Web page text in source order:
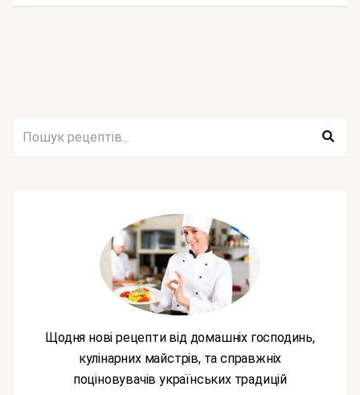
Щодня нові рецепти від домашніх господинь,
кулінарних майстрів, та справжніх
поціновувачів українських традицій